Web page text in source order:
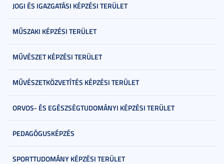
JOGI ÉS IGAZGATÁSI KÉPZÉSI TERÜLET
MŰSZAKI KÉPZÉSI TERÜLET
MŰVÉSZET KÉPZÉSI TERÜLET
MŰVÉSZETKÖZVETÍTÉS KÉPZÉSI TERÜLET
ORVOS- ÉS EGÉSZSÉGTUDOMÁNYI KÉPZÉSI TERÜLET
PEDAGÓGUSKÉPZÉS
SPORTTUDOMÁNY KÉPZÉSI TERÜLET